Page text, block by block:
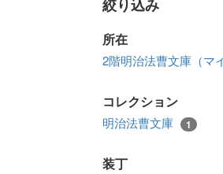
絞り込み
所在
2階明治法曹文庫（マ
コレクション
明治法曹文庫 1
装丁